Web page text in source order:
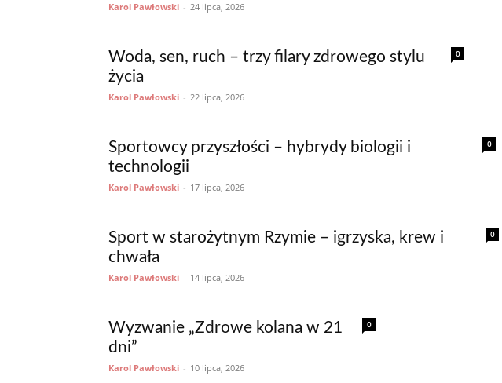
Karol Pawłowski - 24 lipca, 2026
0
Woda, sen, ruch – trzy filary zdrowego stylu
życia
Karol Pawłowski - 22 lipca, 2026
0
Sportowcy przyszłości – hybrydy biologii i
technologii
Karol Pawłowski - 17 lipca, 2026
0
Sport w starożytnym Rzymie – igrzyska, krew i
chwała
Karol Pawłowski - 14 lipca, 2026
0
Wyzwanie „Zdrowe kolana w 21
dni”
Karol Pawłowski - 10 lipca, 2026